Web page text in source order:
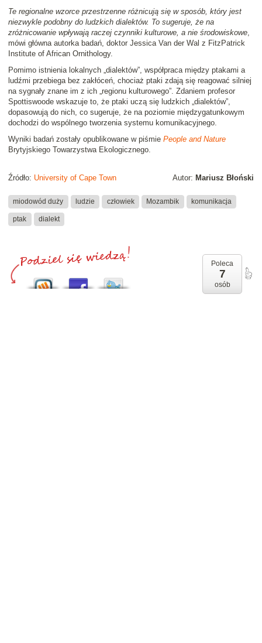
Te regionalne wzorce przestrzenne różnicują się w sposób, który jest
niezwykle podobny do ludzkich dialektów. To sugeruje, że na
zróżnicowanie wpływają raczej czynniki kulturowe, a nie środowiskowe
mówi główna autorka badań, doktor Jessica Van der Wal z FitzPatrick
Institute of African Ornithology.
Pomimo istnienia lokalnych „dialektów”, współpraca między ptakami a
ludźmi przebiega bez zakłóceń, chociaż ptaki zdają się reagować silniej
na sygnały znane im z ich „regionu kulturowego”. Zdaniem profesor
Spottiswoode wskazuje to, że ptaki uczą się ludzkich „dialektów”,
dopasowują do nich, co sugeruje, że na poziomie międzygatunkowym
dochodzi do wspólnego tworzenia systemu komunikacyjnego.
Wyniki badań zostały opublikowane w piśmie People and Nature
Brytyjskiego Towarzystwa Ekologicznego.
Autor: Mariusz Błoński
Źródło: University of Cape Town
miodowód duży ludzie człowiek Mozambik komunikacja
ptak dialekt
Poleca
7
osób